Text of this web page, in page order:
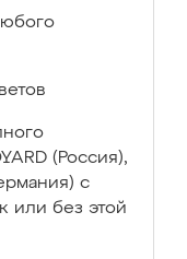
(Россия),
с
или без этой